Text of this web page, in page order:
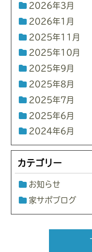
2026年3月
2026年1月
2025年11月
2025年10月
2025年9月
2025年8月
2025年7月
2025年6月
2024年6月
カテゴリー
お知らせ
家サポブログ